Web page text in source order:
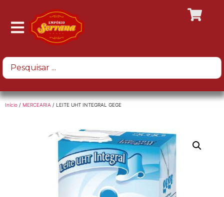
Início / MERCEARIA / LEITE UHT INTEGRAL GEGE